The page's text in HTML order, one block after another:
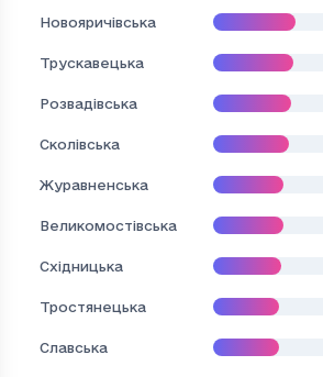
Новояричівська
Трускавецька
Розвадівська
Сколівська
Журавненська
Великомостівська
Східницька
Тростянецька
Славська